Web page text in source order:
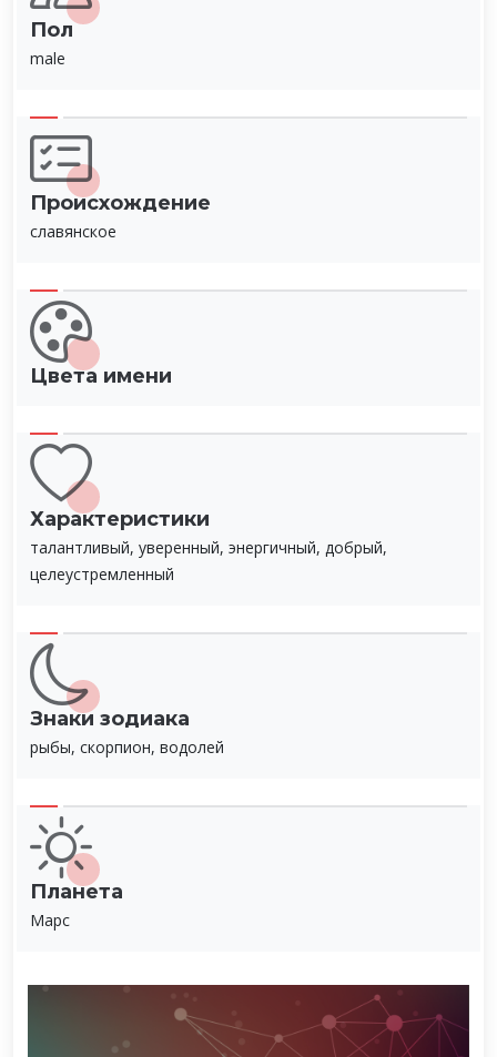
Пол
male
Происхождение
славянское
Цвета имени
Характеристики
талантливый, уверенный, энергичный, добрый,
целеустремленный
Знаки зодиака
рыбы, скорпион, водолей
Планета
Марс